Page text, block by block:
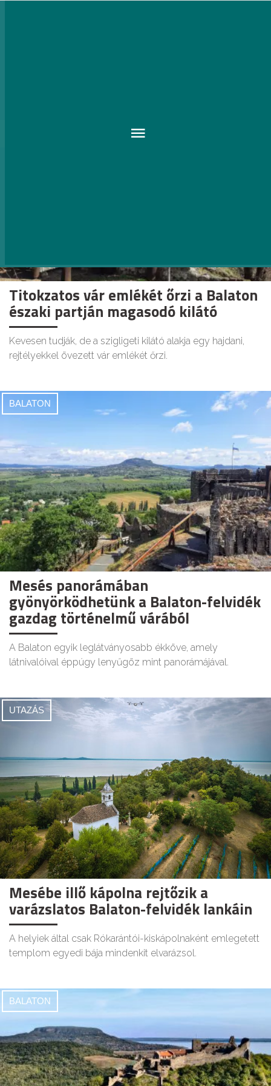
Titokzatos vár emlékét őrzi a Balaton
északi partján magasodó kilátó
Kevesen tudják, de a szigligeti kilátó alakja egy hajdani,
rejtélyekkel övezett vár emlékét őrzi.
BALATON
Mesés panorámában
gyönyörködhetünk a Balaton-felvidék
gazdag történelmű várából
A Balaton egyik leglátványosabb ékköve, amely
látnivalóival éppúgy lenyűgöz mint panorámájával.
UTAZÁS
Mesébe illő kápolna rejtőzik a
varázslatos Balaton-felvidék lankáin
A helyiek által csak Rókarántói-kiskápolnaként emlegetett
templom egyedi bája mindenkit elvarázsol.
BALATON